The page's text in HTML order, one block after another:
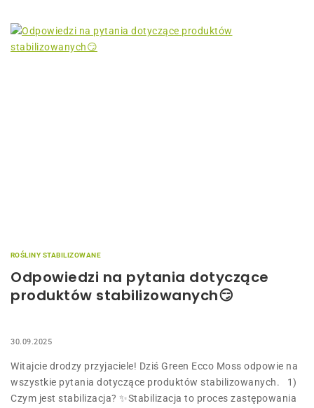
ROŚLINY STABILIZOWANE
Odpowiedzi na pytania dotyczące
produktów stabilizowanych😏
30.09.2025
Witajcie drodzy przyjaciele! Dziś Green Ecco Moss odpowie na
wszystkie pytania dotyczące produktów stabilizowanych. 1)
Czym jest stabilizacja? ✨Stabilizacja to proces zastępowania